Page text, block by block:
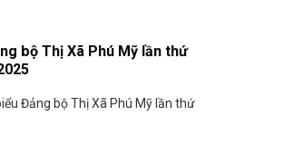
bộ Thị Xã Phú Mỹ lần thứ
Đảng bộ Thị Xã Phú Mỹ lần thứ